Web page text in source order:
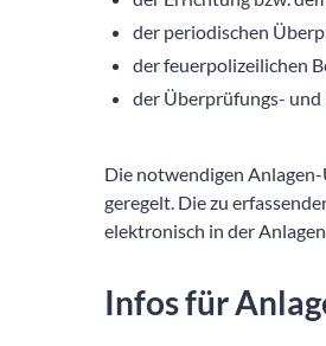
der periodischen
der feuerpolizeilichen
der Überprüfungs-
Die notwendigen
geregelt. Die zu
elektronisch in der
Infos für